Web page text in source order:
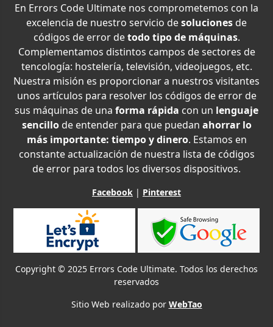
En Errors Code Ultimate nos comprometemos con la
excelencia de nuestro servicio desoluciones de
códigos de error detodo tipo de máquinas.
Complementamos distintos campos de sectores de
tencología: hostelería, televisión, videojuegos, etc.
Nuestra misión es proporcionar a nuestros visitantes
unos artículos para resolver los códigos de error de
sus máquinas de una forma rápida con un lenguaje
sencillode entender para que puedan ahorrar lo
más importante: tiempo y dinero. Estamos en
constante actualización de nuestra lista de códigos
de error para todos los diversos dispositivos.
Facebook | Pinterest
Copyright © 2025 Errors Code Ultimate. Todos los derechos
reservados
Sitio Web realizado por WebTao